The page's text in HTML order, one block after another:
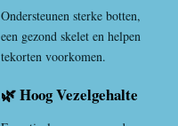
Ondersteunen sterke botten,
een gezond skelet en helpen
tekorten voorkomen.
🌿 Hoog Vezelgehalte